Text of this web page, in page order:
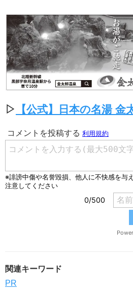
▷ 【公式】日本の名湯 金
関連キーワード
PR